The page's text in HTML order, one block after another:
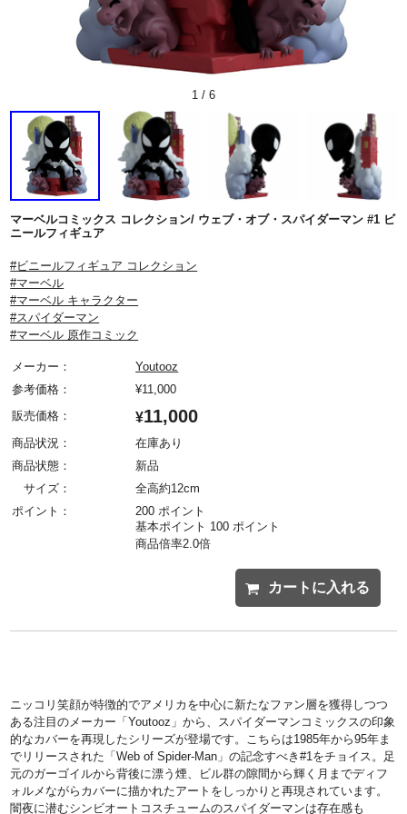
1 / 6
マーベルコミックス コレクション/ ウェブ・オブ・スパイダーマン #1 ビ
ニールフィギュア
#ビニールフィギュア コレクション
#マーベル
#マーベル キャラクター
#スパイダーマン
#マーベル 原作コミック
メーカー：
Youtooz
参考価格：
¥11,000
販売価格：
¥11,000
商品状況：
在庫あり
商品状態：
新品
サイズ：
全高約12cm
ポイント：
200 ポイント
基本ポイント 100 ポイント
商品倍率2.0倍
カートに入れる
ニッコリ笑顔が特徴的でアメリカを中心に新たなファン層を獲得しつつ
ある注目のメーカー「Youtooz」から、スパイダーマンコミックスの印象
的なカバーを再現したシリーズが登場です。こちらは1985年から95年ま
でリリースされた「Web of Spider-Man」の記念すべき#1をチョイス。足
元のガーゴイルから背後に漂う煙、ビル群の隙間から輝く月までディフ
ォルメながらカバーに描かれたアートをしっかりと再現されています。
闇夜に潜むシンビオートコスチュームのスパイダーマンは存在感も